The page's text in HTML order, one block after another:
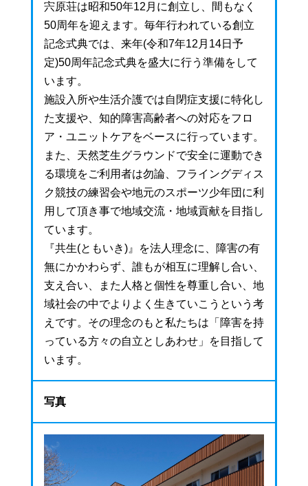
宍原荘は昭和50年12月に創立し、間もなく
50周年を迎えます。毎年行われている創立
記念式典では、来年(令和7年12月14日予
定)50周年記念式典を盛大に行う準備をして
います。
施設入所や生活介護では自閉症支援に特化し
た支援や、知的障害高齢者への対応をフロ
ア・ユニットケアをベースに行っています。
また、天然芝生グラウンドで安全に運動でき
る環境をご利用者は勿論、フライングディス
ク競技の練習会や地元のスポーツ少年団に利
用して頂き事で地域交流・地域貢献を目指し
ています。
『共生(ともいき)』を法人理念に、障害の有
無にかかわらず、誰もが相互に理解し合い、
支え合い、また人格と個性を尊重し合い、地
域社会の中でよりよく生きていこうという考
えです。その理念のもと私たちは「障害を持
っている方々の自立としあわせ」を目指して
います。
写真